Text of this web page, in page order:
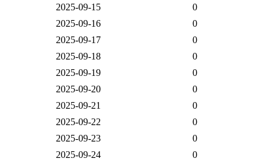
2025-09-15
0
2025-09-16
0
2025-09-17
0
2025-09-18
0
2025-09-19
0
2025-09-20
0
2025-09-21
0
2025-09-22
0
2025-09-23
0
2025-09-24
0